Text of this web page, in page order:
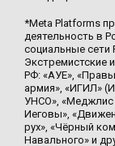
*Meta Platforms
деятельность в
социальные сети
Экстремистские
РФ: «АУЕ»,
армия», «ИГИЛ»
УНСО», «Меджлис
Иеговы»,
рух», «Чёрный
Навального» и